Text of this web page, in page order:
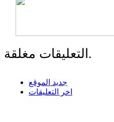
التعليقات مغلقة.
جديد الموقع
اخر التعليقات